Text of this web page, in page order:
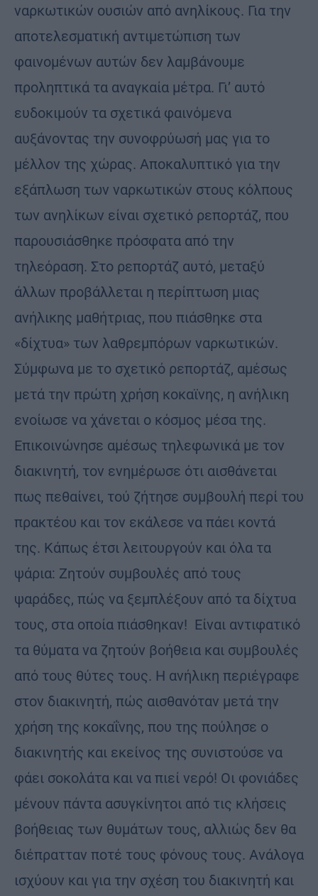
ναρκωτικών ουσιών από ανηλίκους. Για την
αποτελεσματική αντιμετώπιση των
φαινομένων αυτών δεν λαμβάνουμε
προληπτικά τα αναγκαία μέτρα. Γι’ αυτό
ευδοκιμούν τα σχετικά φαινόμενα
αυξάνοντας την συνοφρύωσή μας για το
μέλλον της χώρας. Αποκαλυπτικό για την
εξάπλωση των ναρκωτικών στους κόλπους
των ανηλίκων είναι σχετικό ρεπορτάζ, που
παρουσιάσθηκε πρόσφατα από την
τηλεόραση. Στο ρεπορτάζ αυτό, μεταξύ
άλλων προβάλλεται η περίπτωση μιας
ανήλικης μαθήτριας, που πιάσθηκε στα
«δίχτυα» των λαθρεμπόρων ναρκωτικών.
Σύμφωνα με το σχετικό ρεπορτάζ, αμέσως
μετά την πρώτη χρήση κοκαϊνης, η ανήλικη
ενοίωσε να χάνεται ο κόσμος μέσα της.
Επικοινώνησε αμέσως τηλεφωνικά με τον
διακινητή, τον ενημέρωσε ότι αισθάνεται
πως πεθαίνει, τού ζήτησε συμβουλή περί του
πρακτέου και τον εκάλεσε να πάει κοντά
της. Κάπως έτσι λειτουργούν και όλα τα
ψάρια: Ζητούν συμβουλές από τους
ψαράδες, πώς να ξεμπλέξουν από τα δίχτυα
τους, στα οποία πιάσθηκαν! Είναι αντιφατικό
τα θύματα να ζητούν βοήθεια και συμβουλές
από τους θύτες τους. Η ανήλικη περιέγραφε
στον διακινητή, πώς αισθανόταν μετά την
χρήση της κοκαΐνης, που της πούλησε ο
διακινητής και εκείνος της συνιστούσε να
φάει σοκολάτα και να πιεί νερό! Οι φονιάδες
μένουν πάντα ασυγκίνητοι από τις κλήσεις
βοήθειας των θυμάτων τους, αλλιώς δεν θα
διέπρατταν ποτέ τους φόνους τους. Ανάλογα
ισχύουν και για την σχέση του διακινητή και